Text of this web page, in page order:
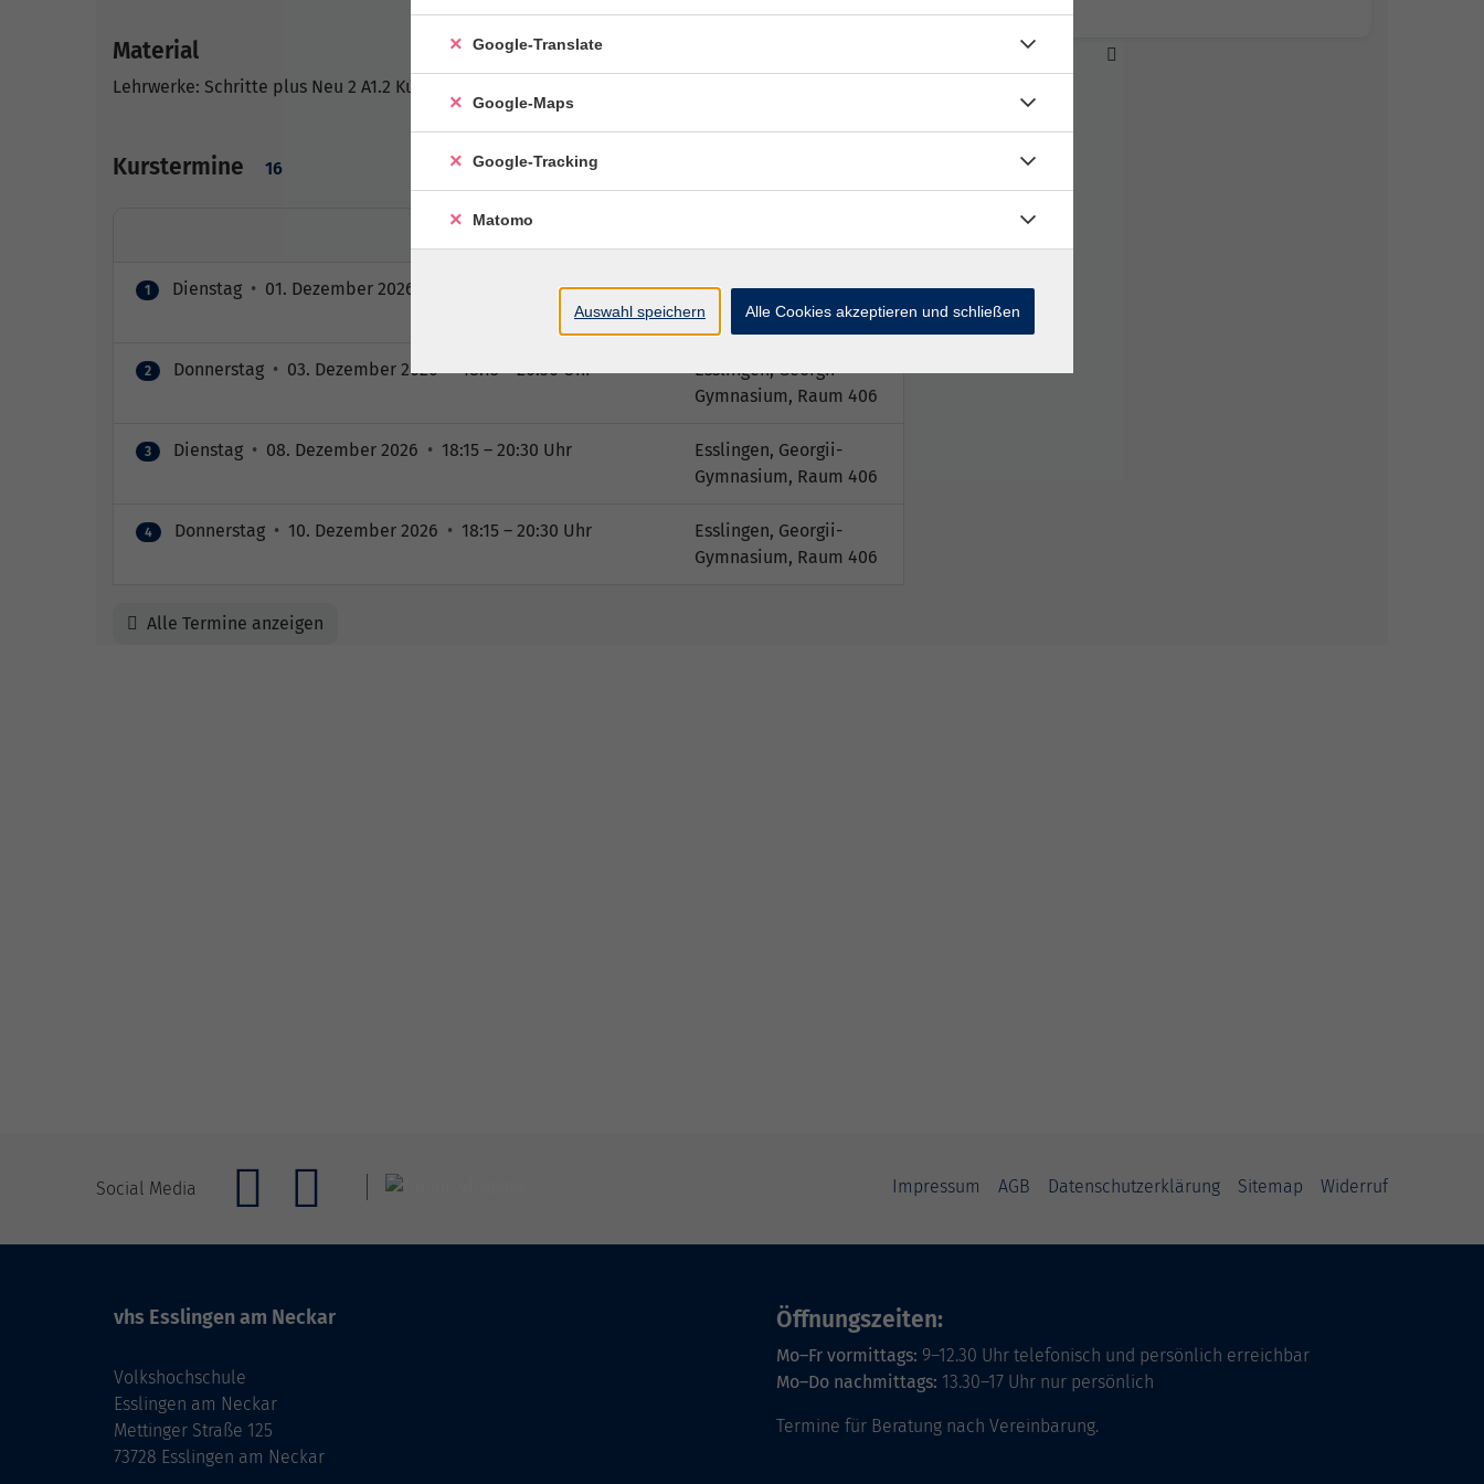
Material
Lehrwerke: Schritte plus Neu 2 A1.2 Kurs- und Arbeitsbuch ISBN: 978-3-19-801081-5
Kurstermine 16
1 Dienstag • 01. Dezember 2026 18:15 – 20:30 Uhr
Esslingen, Georgii-
Gymnasium, Raum 406
2 Donnerstag • 03. Dezember 2026 • 18:15 – 20:30 Uhr
Esslingen, Georgii-
Gymnasium, Raum 406
3 Dienstag • 08. Dezember 2026 • 18:15 – 20:30 Uhr
Esslingen, Georgii-
Gymnasium, Raum 406
4 Donnerstag • 10. Dezember 2026 • 18:15 – 20:30 Uhr
Esslingen, Georgii-
Gymnasium, Raum 406
Alle Termine anzeigen
Social Media Impressum AGB Datenschutzerklärung Sitemap Widerruf
vhs Esslingen am Neckar
Volkshochschule
Esslingen am Neckar
Mettinger Straße 125
73728 Esslingen am Neckar
Öffnungszeiten:
Mo–Fr vormittags: 9–12.30 Uhr telefonisch und persönlich erreichbar
Mo–Do nachmittags: 13.30–17 Uhr nur persönlich
Termine für Beratung nach Vereinbarung.
Google-Translate
Google-Maps
Google-Tracking
Matomo
Auswahl speichern Alle Cookies akzeptieren und schließen